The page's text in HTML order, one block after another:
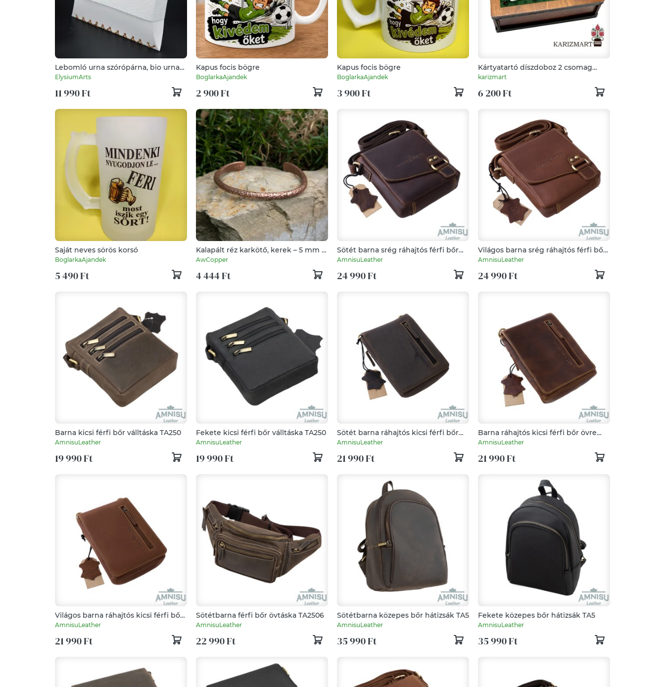
Lebomló urna szórópárna, bio urna
vízi szóró párna kis méret akár
kisállat, kutya macska részére is
ElysiumArts
11 990 Ft
Kapus focis bögre
BoglarkaAjandek
2 900 Ft
Kapus focis bögre
BoglarkaAjandek
3 900 Ft
Kártyatartó díszdoboz 2 csomag
francia kártyával #KDF-03-04
karizmart
6 200 Ft
Saját neves sörös korsó
BoglarkaAjandek
5 490 Ft
Kalapált réz karkötő, kerek – 5 mm –
kézzel készített - vörösréz
AwCopper
4 444 Ft
Sötét barna srég ráhajtós férfi bőr
válltáska FIR01C
AmnisuLeather
24 990 Ft
Világos barna srég ráhajtós férfi bőr
válltáska FIR01B
AmnisuLeather
24 990 Ft
Barna kicsi férfi bőr válltáska TA250
AmnisuLeather
19 990 Ft
Fekete kicsi férfi bőr válltáska TA250
AmnisuLeather
19 990 Ft
Sötét barna ráhajtós kicsi férfi bőr
övre fűzhető táska / válltáska FIR02H
AmnisuLeather
21 990 Ft
Barna ráhajtós kicsi férfi bőr övre
fűzhető táska / válltáska FIR02V
AmnisuLeather
21 990 Ft
Világos barna ráhajtós kicsi férfi bőr
övre fűzhető táska / válltáska FIR02B
AmnisuLeather
21 990 Ft
Sötétbarna férfi bőr övtáska TA2506
AmnisuLeather
22 990 Ft
Sötétbarna közepes bőr hátizsák TA5
AmnisuLeather
35 990 Ft
Fekete közepes bőr hátizsák TA5
AmnisuLeather
35 990 Ft